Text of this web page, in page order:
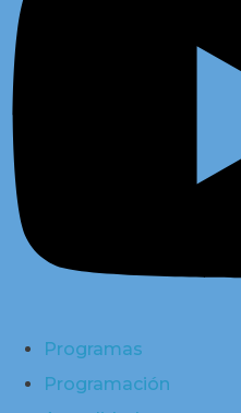
Programas
Programación